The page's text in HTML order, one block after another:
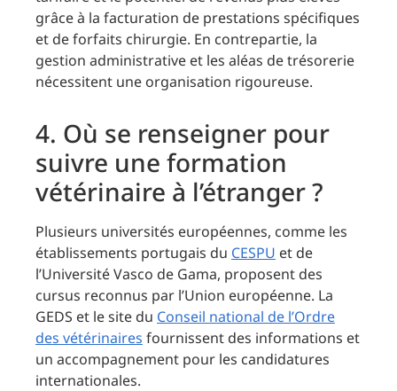
grâce à la facturation de prestations spécifiques
et de forfaits chirurgie. En contrepartie, la
gestion administrative et les aléas de trésorerie
nécessitent une organisation rigoureuse.
4. Où se renseigner pour
suivre une formation
vétérinaire à l’étranger ?
Plusieurs universités européennes, comme les
établissements portugais du CESPU et de
l’Université Vasco de Gama, proposent des
cursus reconnus par l’Union européenne. La
GEDS et le site du Conseil national de l’Ordre
des vétérinaires fournissent des informations et
un accompagnement pour les candidatures
internationales.